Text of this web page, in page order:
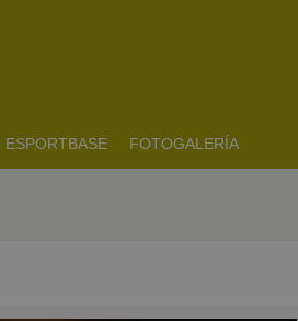
ESPORTBASE FOTOGALERÍA